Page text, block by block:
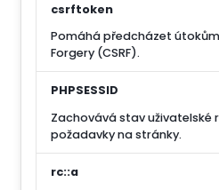
csrftoken
Pomáhá předcházet
Forgery (CSRF).
PHPSESSID
Zachovává stav uživatelské
požadavky na stránky.
rc::a